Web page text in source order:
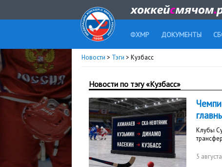
ФХМР ДОКУМЕНТЫ
Новости > Тэги > Кузбасс
Новости по тэгу «Кузбасс»
Клубы
5 августа